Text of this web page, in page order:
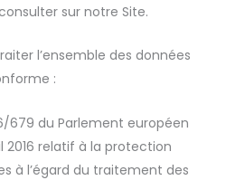
sur notre Site.
l’ensemble des données
:
679 du Parlement européen
2016 relatif à la protection
à l’égard du traitement des